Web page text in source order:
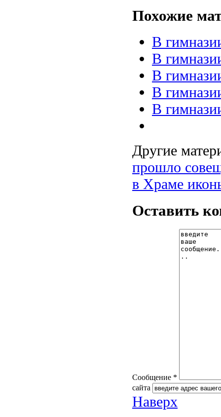
Похожие
В
В
В
В
В
Другие
прошло
в Храме
Оставить
Сообщение *
сайта
Наверх